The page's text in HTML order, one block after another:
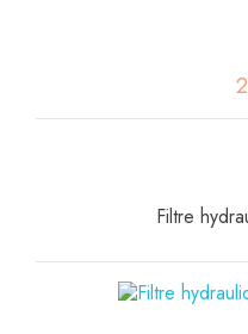
Filtre